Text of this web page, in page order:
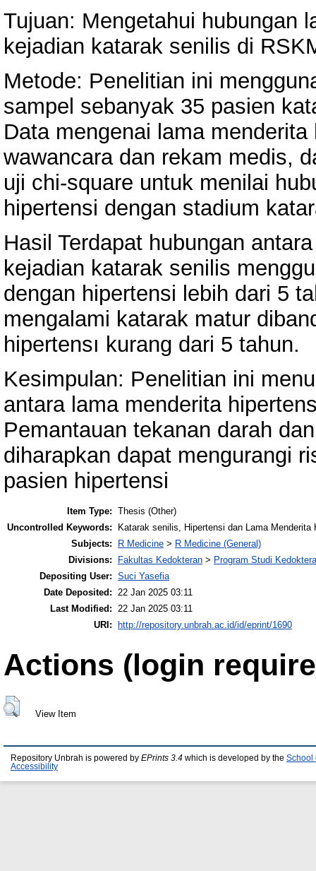
Tujuan: Mengetahui hubungan
kejadian katarak senilis di
Metode: Penelitian ini
sampel sebanyak 35 pasien
Data mengenai lama
wawancara dan rekam medis,
uji chi-square untuk menilai
hipertensi dengan stadium
Hasil Terdapat hubungan
kejadian katarak senilis
dengan hipertensi lebih dari 5
mengalami katarak matur
hipertensı kurang dari 5 tahun.
Kesimpulan: Penelitian ini
antara lama menderita
Pemantauan tekanan darah
diharapkan dapat mengurangi
pasien hipertensi
Item Type: Thesis (Other)
Uncontrolled Keywords:
Katarak senilis, Hipertensi dan Lama Menderita
Subjects:
R Medicine > R Medicine (General)
Divisions:
Fakultas Kedokteran > Program Studi
Depositing User: Suci Yasefia
Date Deposited: 22 Jan 2025 03:11
Last Modified: 22 Jan 2025 03:11
URI:
http://repository.unbrah.ac.id/id/eprint/1690
Actions (login
View Item
Repository Unbrah is powered by EPrints 3.4 which is developed by the School
Accessibility